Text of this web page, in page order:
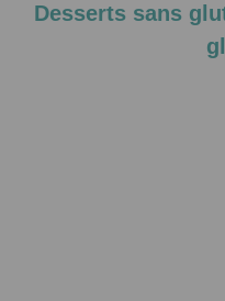
Desserts sans